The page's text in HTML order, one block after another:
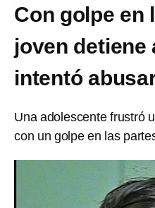
Con golpe en
joven detiene
intentó
Una adolescente frustró
con un golpe en las